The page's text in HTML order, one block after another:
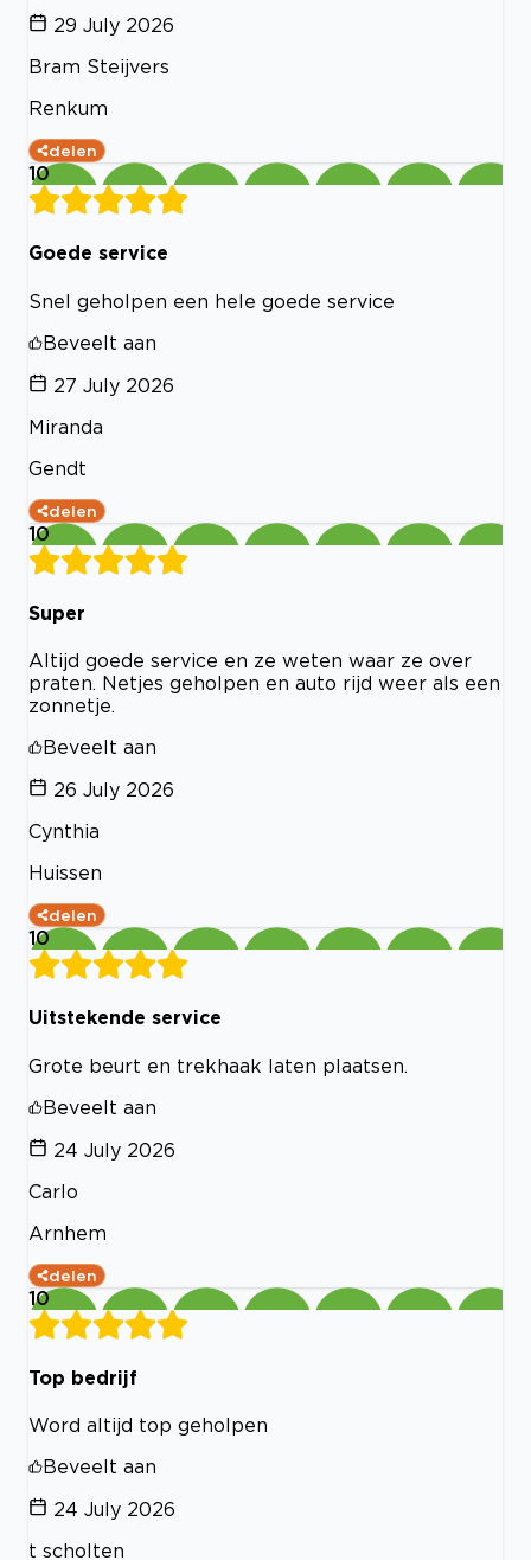
29 July 2026
Bram Steijvers
Renkum
delen
10
Goede service
Snel geholpen een hele goede service
Beveelt aan
27 July 2026
Miranda
Gendt
delen
10
Super
Altijd goede service en ze weten waar ze over
praten. Netjes geholpen en auto rijd weer als een
zonnetje.
Beveelt aan
26 July 2026
Cynthia
Huissen
delen
10
Uitstekende service
Grote beurt en trekhaak laten plaatsen.
Beveelt aan
24 July 2026
Carlo
Arnhem
delen
10
Top bedrijf
Word altijd top geholpen
Beveelt aan
24 July 2026
t scholten